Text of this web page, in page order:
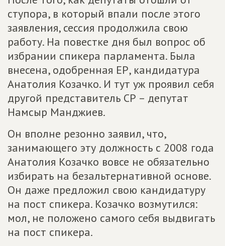
ступора, в который впали после этого
заявления, сессия продолжила свою
работу. На повестке дня был вопрос об
избрании спикера парламента. Была
внесена, одобренная ЕР, кандидатура
Анатолия Козачко. И тут уж проявил себя
другой представитель СР – депутат
Намсыр Манджиев.
Он вполне резонно заявил, что,
занимающего эту должность с 2008 года
Анатолия Козачко вовсе не обязательно
избирать на безальтернативной основе.
Он даже предложил свою кандидатуру
на пост спикера. Козачко возмутился:
мол, не положено самого себя выдвигать
на пост спикера.